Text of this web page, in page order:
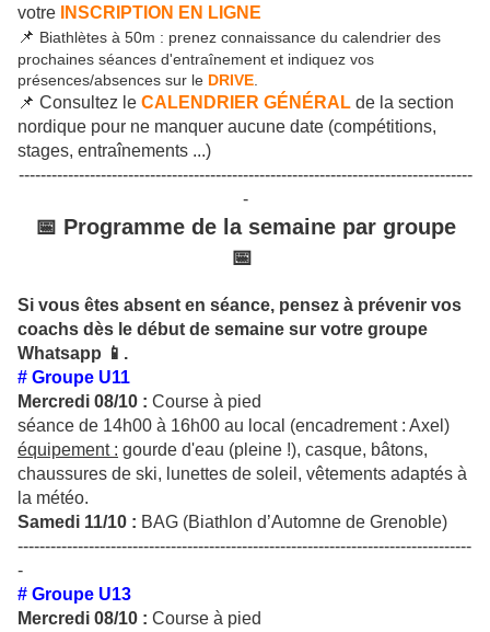
votre
INSCRIPTION EN LIGNE
📌 Biathlètes à 50m : prenez connaissance du calendrier des
prochaines séances d'entraînement et indiquez vos
présences/absences sur le DRIVE
📌 Consultez le CALENDRIER GÉNÉRAL de la section
nordique pour ne manquer aucune date (compétitions,
stages, entraînements ...)
-----------------------------------------------------------------------------------
-
📅 Programme de la semaine par groupe
📅
Si vous êtes absent en séance, pensez à prévenir vos
coachs dès le début de semaine sur votre groupe
Whatsapp 📱.
# Groupe U11
Mercredi 08/10 : Course à pied
séance de 14h00 à 16h00 au local (encadrement : Axel)
équipement : gourde d'eau (pleine !), casque, bâtons,
chaussures de ski, lunettes de soleil, vêtements adaptés à
la météo.
Samedi 11/10 : BAG (Biathlon d’Automne de Grenoble)
-----------------------------------------------------------------------------------
-
# Groupe U13
Mercredi 08/10 : Course à pied